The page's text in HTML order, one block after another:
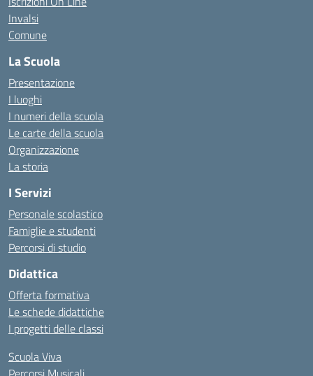
Invalsi
Comune
La Scuola
Presentazione
I luoghi
I numeri della scuola
Le carte della scuola
Organizzazione
La storia
I Servizi
Personale scolastico
Famiglie e studenti
Percorsi di studio
Didattica
Offerta formativa
Le schede didattiche
I progetti delle classi
Scuola Viva